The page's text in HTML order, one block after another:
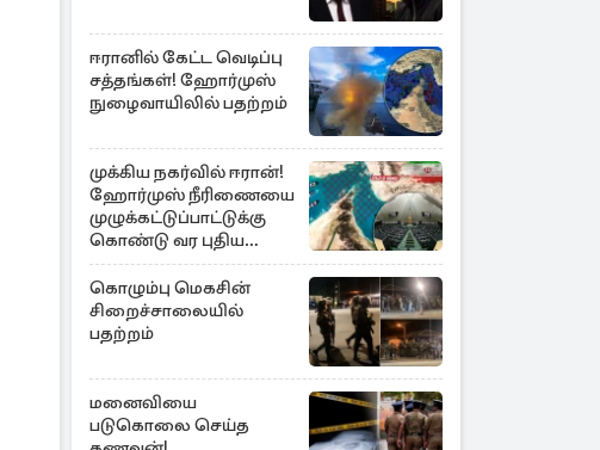
ஈரானில் கேட்ட வெடிப்பு
சத்தங்கள்! ஹோர்முஸ்
நுழைவாயிலில் பதற்றம்
முக்கிய நகர்வில் ஈரான்!
ஹோர்முஸ் நீரிணையை
முழுக்கட்டுப்பாட்டுக்கு
கொண்டு வர புதிய
சட்டமூலம்
கொழும்பு மெகசின்
சிறைச்சாலையில்
பதற்றம்
மனைவியை
படுகொலை செய்த